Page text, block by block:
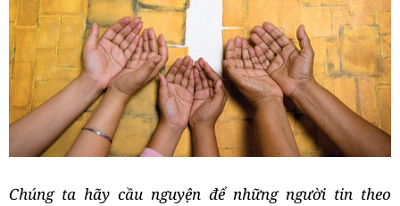
Chúng ta hãy cầu nguyện để những người tin theo